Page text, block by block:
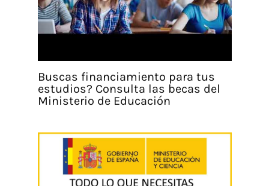
Buscas financiamiento para tus
estudios? Consulta las becas del
Ministerio de Educación